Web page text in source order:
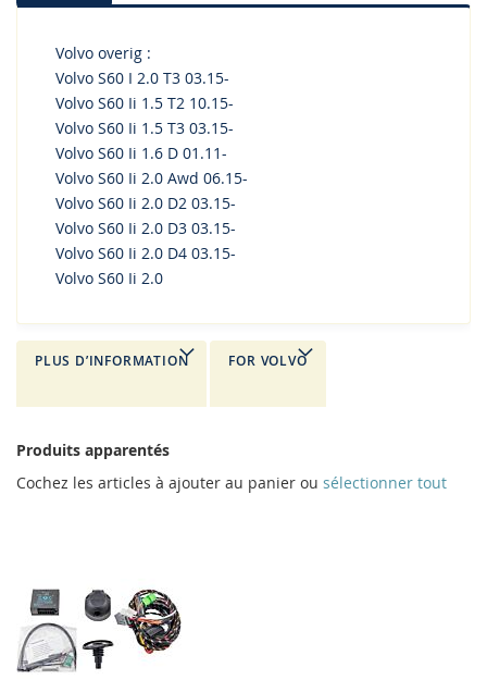
Volvo overig :
Volvo S60 I 2.0 T3 03.15-
Volvo S60 Ii 1.5 T2 10.15-
Volvo S60 Ii 1.5 T3 03.15-
Volvo S60 Ii 1.6 D 01.11-
Volvo S60 Ii 2.0 Awd 06.15-
Volvo S60 Ii 2.0 D2 03.15-
Volvo S60 Ii 2.0 D3 03.15-
Volvo S60 Ii 2.0 D4 03.15-
Volvo S60 Ii 2.0
PLUS D’INFORMATION FOR VOLVO
Produits apparentés
Cochez les articles à ajouter au panier ou sélectionner tout